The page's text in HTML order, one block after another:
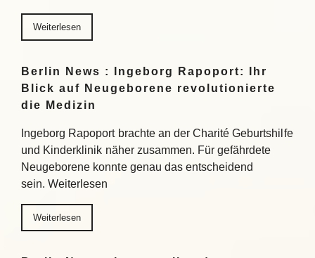
Weiterlesen
Berlin News : Ingeborg Rapoport: Ihr
Blick auf Neugeborene revolutionierte
die Medizin
Ingeborg Rapoport brachte an der Charité Geburtshilfe
und Kinderklinik näher zusammen. Für gefährdete
Neugeborene konnte genau das entscheidend
sein. Weiterlesen
Weiterlesen